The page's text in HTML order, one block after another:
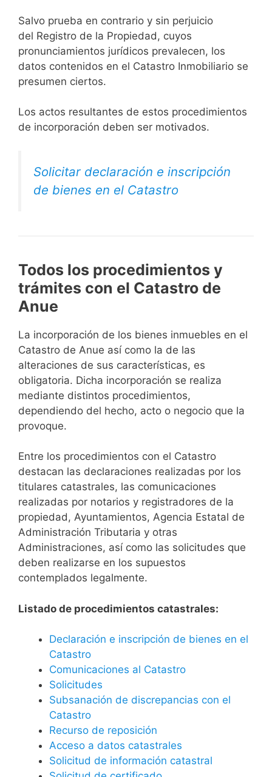
Salvo prueba en contrario y sin perjuicio
del Registro de la Propiedad, cuyos
pronunciamientos jurídicos prevalecen, los
datos contenidos en el Catastro Inmobiliario se
presumen ciertos.
Los actos resultantes de estos procedimientos
de incorporación deben ser motivados.
Solicitar declaración e inscripción
de bienes en el Catastro
Todos los procedimientos y
trámites con el Catastro de
Anue
La incorporación de los bienes inmuebles en el
Catastro de Anue así como la de las
alteraciones de sus características, es
obligatoria. Dicha incorporación se realiza
mediante distintos procedimientos,
dependiendo del hecho, acto o negocio que la
provoque.
Entre los procedimientos con el Catastro
destacan las declaraciones realizadas por los
titulares catastrales, las comunicaciones
realizadas por notarios y registradores de la
propiedad, Ayuntamientos, Agencia Estatal de
Administración Tributaria y otras
Administraciones, así como las solicitudes que
deben realizarse en los supuestos
contemplados legalmente.
Listado de procedimientos catastrales:
Declaración e inscripción de bienes en el
Catastro
Comunicaciones al Catastro
Solicitudes
Subsanación de discrepancias con el
Catastro
Recurso de reposición
Acceso a datos catastrales
Solicitud de información catastral